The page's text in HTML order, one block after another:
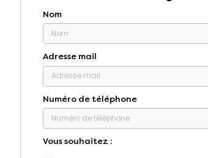
Nom
Adresse mail
Numéro de téléphone
Vous souhaitez :